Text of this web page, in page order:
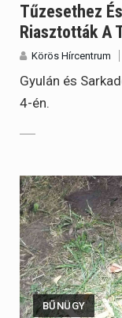
Tűzesethez
Riasztották A
Körös Hírcentrum
Gyulán és
4-én.
BŰNÜGY